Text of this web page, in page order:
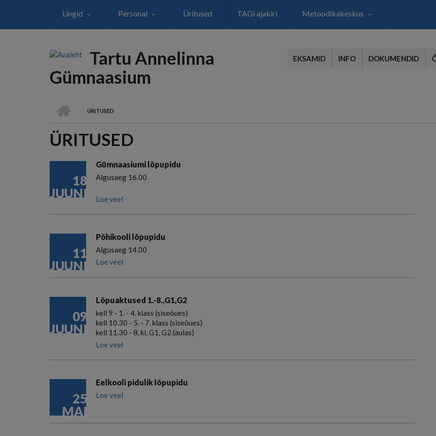
Lingid Personal Üritused TAGi ajakiri Metoodikakeskus
Tartu Annelinna
Gümnaasium
EKSAMID INFO DOKUMENDID
LEIVAPURU
ÜRITUSED
ÜRITUSED
18
JUUNI
Gümnaasiumi lõpupidu
Algusaeg 16.00
Loe veel
11
JUUNI
Põhikooli lõpupidu
Algusaeg 14.00
Loe veel
09
JUUNI
Lõpuaktused 1.-8.,G1,G2
kell 9 - 1. - 4. klass (siseõues)
kell 10.30 - 5. - 7. klass (siseõues)
kell 11.30 - 8. kl, G1, G2 (aulas)
Loe veel
25
MAI
Eelkooli pidulik lõpupidu
Loe veel